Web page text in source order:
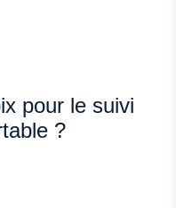
pour le suivi
?